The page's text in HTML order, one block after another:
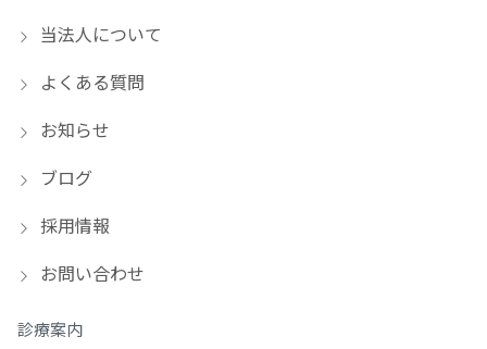
当法人について
よくある質問
お知らせ
ブログ
採用情報
お問い合わせ
診療案内